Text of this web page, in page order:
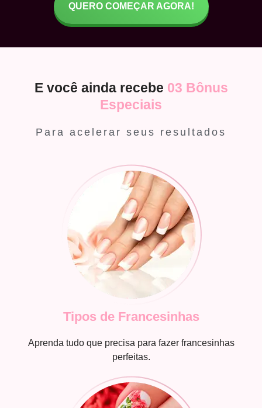
QUERO COMEÇAR AGORA!
E você ainda recebe 03 Bônus
Especiais
Para acelerar seus resultados
Tipos de Francesinhas
Aprenda tudo que precisa para fazer francesinhas
perfeitas.